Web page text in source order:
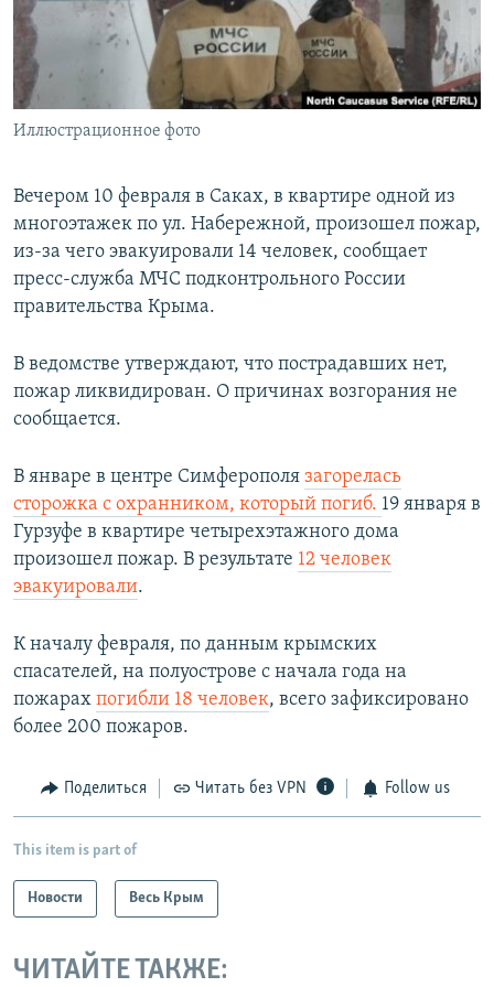
ПОБЕДИТЕЛЕЙ НЕ СУДЯТ?
КРЫМ.НЕПОКОРЕННЫЙ
УКРАИНСКАЯ ПРОБЛЕМА КРЫМА
ПРИСОЕДИНЯЙТЕСЬ!
Иллюстрационное фото
Вечером 10 февраля в Саках, в квартире одной из
многоэтажек по ул. Набережной, произошел пожар,
из-за чего эвакуировали 14 человек, сообщает
пресс-служба МЧС подконтрольного России
правительства Крыма.
В ведомстве утверждают, что пострадавших нет,
пожар ликвидирован. О причинах возгорания не
сообщается.
В январе в центре Симферополя загорелась
сторожка с охранником, который погиб. 19 января в
Гурзуфе в квартире четырехэтажного дома
произошел пожар. В результате 12 человек
эвакуировали.​
К началу февраля, по данным крымских
спасателей, на полуострове с начала года на
пожарах погибли 18 человек, всего зафиксировано
более 200 пожаров.
Поделиться Читать без VPN Follow us
This item is part of
Новости Весь Крым
ЧИТАЙТЕ ТАКЖЕ: